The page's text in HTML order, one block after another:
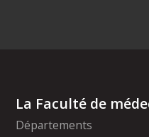
La Faculté de
Départements